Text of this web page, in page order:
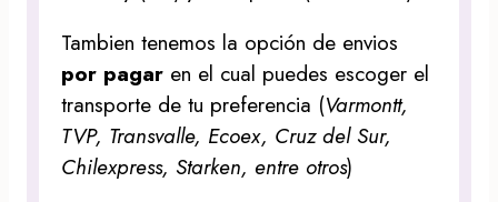
Tambien tenemos la opción de envios
por pagar en el cual puedes escoger el
transporte de tu preferencia (Varmontt,
TVP, Transvalle, Ecoex, Cruz del Sur,
Chilexpress, Starken, entre otros)